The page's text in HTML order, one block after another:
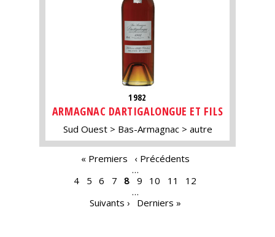
1982
ARMAGNAC DARTIGALONGUE ET FILS
Sud Ouest Bas-Armagnac autre
« Premiers
‹ Précédents
…
4
5 6 7 8 9 10 11
12
…
Suivants ›
Derniers »